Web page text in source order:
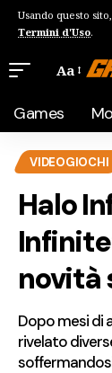
Usando questo
Termini d'Uso.
Aa
Games
VIDEOGIOCHI
Halo
novità
Dopo mesi di
rivelato